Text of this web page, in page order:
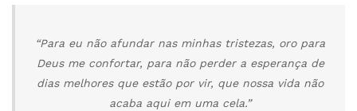
“Para eu não afundar nas minhas tristezas, oro para
Deus me confortar, para não perder a esperança de
dias melhores que estão por vir, que nossa vida não
acaba aqui em uma cela.”